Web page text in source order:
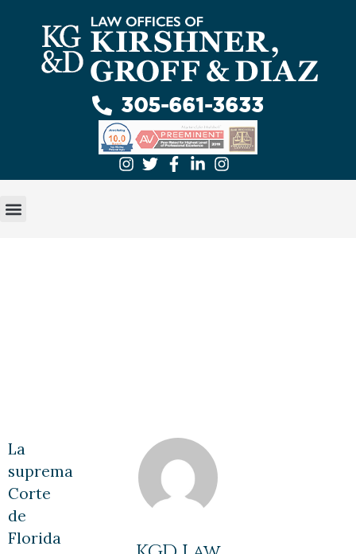
305-661-3633
La
suprema
Corte
de
Florida